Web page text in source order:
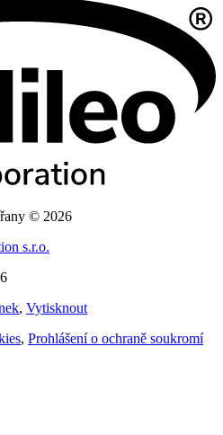
© 2026
s.r.o.
, Vytisknout
, Prohlášení o ochraně soukromí